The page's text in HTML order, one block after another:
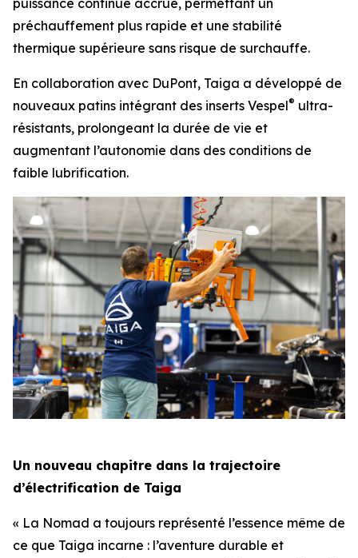
puissance continue accrue, permettant un
préchauffement plus rapide et une stabilité
thermique supérieure sans risque de surchauffe.
En collaboration avec DuPont, Taiga a développé de
nouveaux patins intégrant des inserts Vespel® ultra-
résistants, prolongeant la durée de vie et
augmentant l’autonomie dans des conditions de
faible lubrification.
Un nouveau chapitre dans la trajectoire
d’électrification de Taiga
« La Nomad a toujours représenté l’essence même de
ce que Taiga incarne : l’aventure durable et